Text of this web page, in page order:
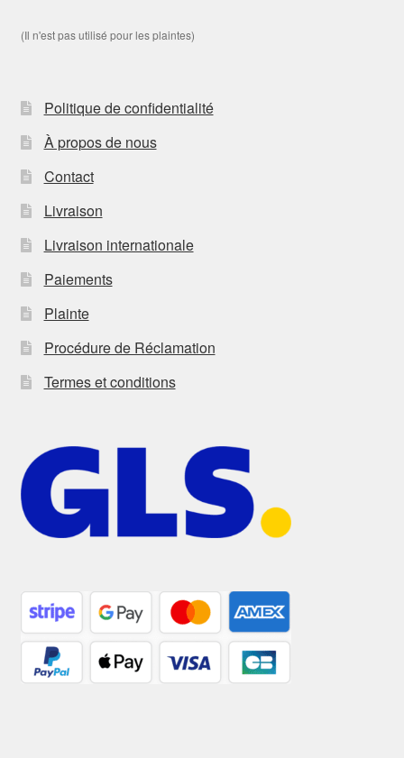
(Il n'est pas utilisé pour les plaintes)
Politique de confidentialité
À propos de nous
Contact
Livraison
Livraison internationale
Paiements
Plainte
Procédure de Réclamation
Termes et conditions